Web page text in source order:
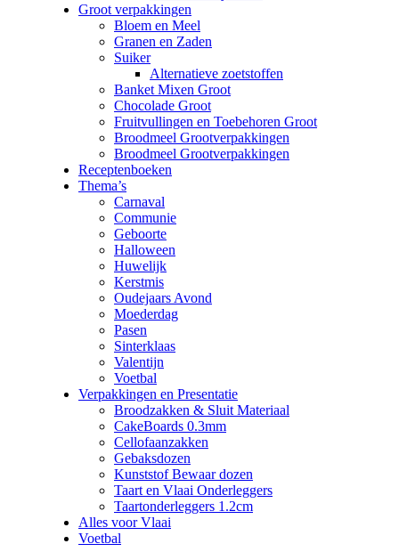
Groot verpakkingen
Bloem en Meel
Granen en Zaden
Suiker
Alternatieve zoetstoffen
Banket Mixen Groot
Chocolade Groot
Fruitvullingen en Toebehoren Groot
Broodmeel Grootverpakkingen
Broodmeel Grootverpakkingen
Receptenboeken
Thema’s
Carnaval
Communie
Geboorte
Halloween
Huwelijk
Kerstmis
Oudejaars Avond
Moederdag
Pasen
Sinterklaas
Valentijn
Voetbal
Verpakkingen en Presentatie
Broodzakken & Sluit Materiaal
CakeBoards 0.3mm
Cellofaanzakken
Gebaksdozen
Kunststof Bewaar dozen
Taart en Vlaai Onderleggers
Taartonderleggers 1.2cm
Alles voor Vlaai
Voetbal